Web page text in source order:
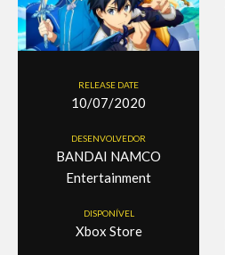
RELEASE DATE
10/07/2020
DESENVOLVEDOR
BANDAI NAMCO
Entertainment‬
DISPONÍVEL
Xbox Store